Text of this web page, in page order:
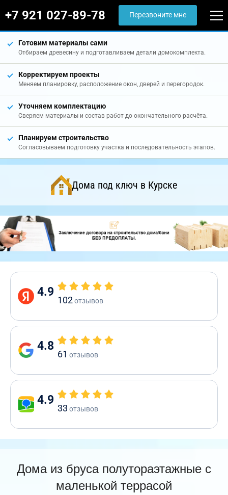
+7 921 027-89-78 Перезвоните мне
Готовим материалы сами
Отбираем древесину и подготавливаем детали домокомплекта.
Корректируем проекты
Меняем планировку, расположение окон, дверей и перегородок.
Уточняем комплектацию
Сверяем материалы и состав работ до окончательного расчёта.
Планируем строительство
Согласовываем подготовку участка и последовательность этапов.
Дома под ключ в Курске
4.9
102отзывов
4.8
61 отзывов
4.9
33 отзывов
Дома из бруса полутораэтажные с
маленькой террасой